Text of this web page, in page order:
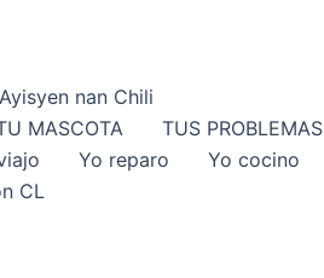
Ayisyen nan Chili
MASCOTA
TUS PROBLEMAS
Yo reparo
Yo cocino
CL